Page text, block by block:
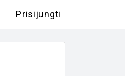
Prisijungti